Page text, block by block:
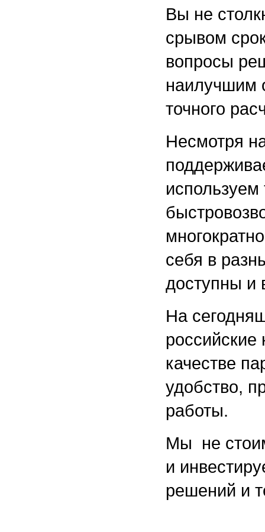
Вы не
срывом
вопросы
наилучшим
точного
Несмотря
используем
себя в
доступны и
На
качестве
удобство,
работы.
Мы не
и
решений и